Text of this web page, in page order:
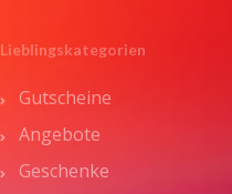
Lieblingskategorien
Gutscheine
Angebote
Geschenke